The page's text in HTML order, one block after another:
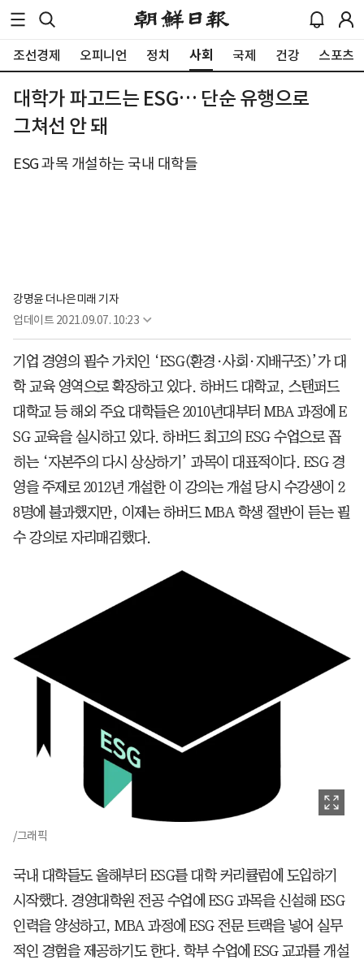
조선경제 오피니언 정치 사회 국제 건강 스포츠
대학가 파고드는 ESG… 단순 유행으로
그쳐선 안 돼
ESG 과목 개설하는 국내 대학들
강명윤 더나은미래 기자
업데이트 2021.09.07. 10:23
기업 경영의 필수 가치인 ‘ESG(환경·사회·지배구조)’가 대
학 교육 영역으로 확장하고 있다. 하버드 대학교, 스탠퍼드
대학교 등 해외 주요 대학들은 2010년대부터 MBA 과정에 E
SG 교육을 실시하고 있다. 하버드 최고의 ESG 수업으로 꼽
히는 ‘자본주의 다시 상상하기’ 과목이 대표적이다. ESG 경
영을 주제로 2012년 개설한 이 강의는 개설 당시 수강생이 2
8명에 불과했지만, 이제는 하버드 MBA 학생 절반이 듣는 필
수 강의로 자리매김했다.
/그래픽
국내 대학들도 올해부터 ESG를 대학 커리큘럼에 도입하기
시작했다. 경영대학원 전공 수업에 ESG 과목을 신설해 ESG
인력을 양성하고, MBA 과정에 ESG 전문 트랙을 넣어 실무
적인 경험을 제공하기도 한다. 학부 수업에 ESG 교과를 개설